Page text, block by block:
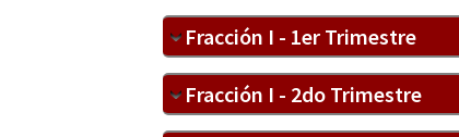
Fracción I - 1er Trimestre
Fracción I - 2do Trimestre